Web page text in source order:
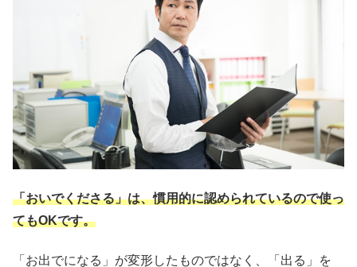
「おいでくださる」は、慣用的に認められているので使っ
てもOKです。
「お出でになる」が変形したものではなく、「出る」を